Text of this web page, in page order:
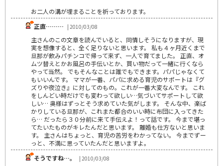
お二人の溝が埋まることを祈っております。
正直……… | 2010/03/08
主さんのこの文章を読んでいると、同情しそうになりますが、現
実を想像すると、全く足りないと思います。 私も４ヶ月近くまで
旦那が飲みパチンコで帰って来ず、一人で育てました。 正直、オ
ムツ替えとかお風呂の手伝いとか、買い物だって一緒に行くなら
やって当然。 でもそんなことは誰でもできます。パパじゃなくて
もいいんです。 ママが一番、パパに求める育児のサポートは『グ
ズりや夜泣き』に対してのもの。これが一番大変なんです。 これ
をしんどい時だけでも変わって欲しい…気づいてサポートして欲
しい… 奥様はずっとそう求めていた気がします。 そんな中、楽ば
かりしている旦那が、これまた都合のいい時に布団に入ってきた
ら… だったら３０分前に来て手伝えよ！って話です。 今まで堪っ
てたいたものがキレたんだと思います。 離婚も仕方ないと思いま
す。 主さんはちょっと、育児の苦労をわかってない。 今までずー
っと、不満に思っていたんだと思いますよ。
そうですね…。
| 2010/03/08